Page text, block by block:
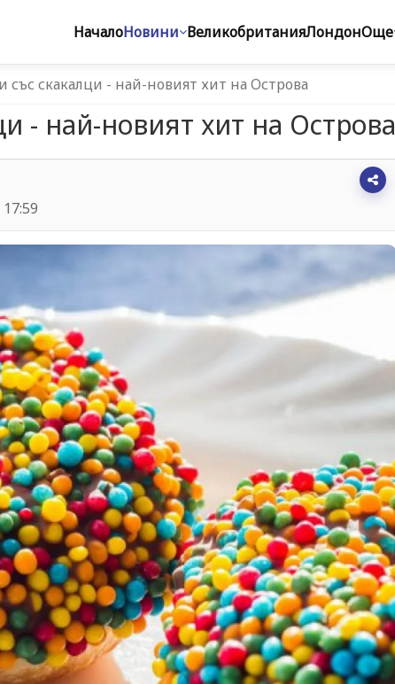
НачалоНовини ВеликобританияЛондонОще
със скакалци - най-новият хит на Острова
- най-новият хит на Острова